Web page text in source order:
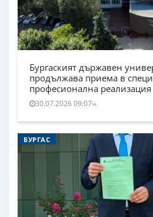
Бургаският държавен
продължава приема в
професионална реализация
30.07.2026 09:07ч.
БУРГАС